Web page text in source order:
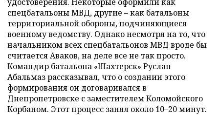
спецбатальоны МВД, другие – как батальоны
территориальной обороны, подчиняющиеся
военному ведомству. Однако несмотря на то, что
начальником всех спецбатальонов МВД вроде бы
считается Аваков, на деле все не так просто.
Командир батальона «Шахтерск» Руслан
Абальмаз рассказывал, что о создании этого
формирования он договаривался в
Днепропетровске с заместителем Коломойского
Корбаном. Этот процесс занял около 10–20 минут.